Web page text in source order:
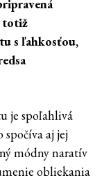
totiž
s ľahkosťou,
je spoľahlivá
spočíva aj jej
módny naratív
obliekania